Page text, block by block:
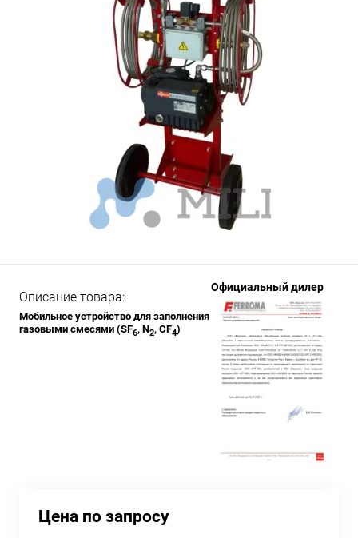
Описание товара:
Мобильное устройство для заполнения
газовыми смесями (SF6, N2, CF4)
Официальный дилер
Цена по запросу